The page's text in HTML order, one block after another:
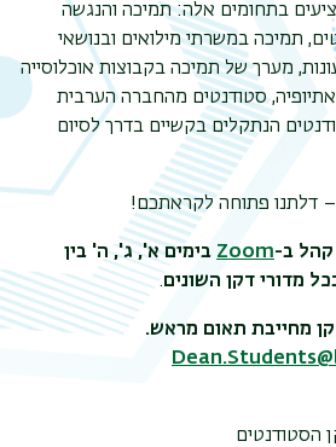
בתחומים אלה: תמיכה והנגשה
תמיכה במשרתי מילואים ובנושאי
מערך של תמיכה בקבוצות אוכלוסייה
אתיופיה, סטודנטים מהחברה הערבית
הנתקלים בקשיים בדרך לסיום
– דלתנו פתוחה לקראתכם!
קהל ב-
Zoom בימים א', ג', ה' בין
.
מחייבת תאום מראש.
הסטודנטים